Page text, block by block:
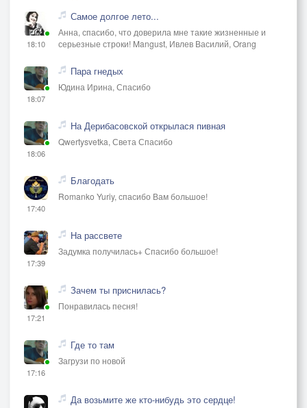
18:10
Самое долгое лето...
Анна, спасибо, что доверила мне такие жизненные и
серьезные строки! Mangust, Ивлев Василий, Orang
18:07
Пара гнедых
Юдина Ирина, Спасибо
18:06
На Дерибасовской открылася пивная
Qwertysvetka, Света Спасибо
17:40
Благодать
Romanko Yuriy, спасибо Вам большое!
17:39
На рассвете
Задумка получилась+ Спасибо большое!
17:21
Зачем ты приснилась?
Понравилась песня!
17:16
Где то там
Загрузи по новой
Да возьмите же кто-нибудь это сердце!